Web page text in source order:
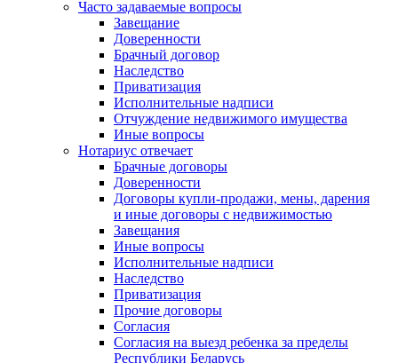
Часто задаваемые вопросы
Завещание
Доверенности
Брачный договор
Наследство
Приватизация
Исполнительные надписи
Отчуждение недвижимого имущества
Иные вопросы
Нотариус отвечает
Брачные договоры
Доверенности
Договоры купли-продажи, мены, дарения
и иные договоры с недвижимостью
Завещания
Иные вопросы
Исполнительные надписи
Наследство
Приватизация
Прочие договоры
Согласия
Согласия на выезд ребенка за пределы
Республики Беларусь